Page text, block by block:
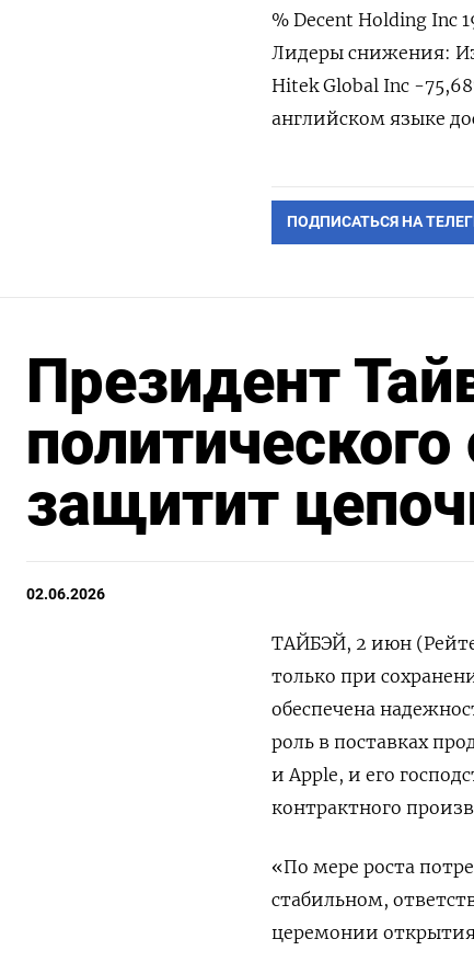
% Decent Holding Inc
Лидеры снижения:
Hitek Global Inc -
английском ​языке
ПОДПИСАТЬСЯ НА
Президент
защитит
02.06.2026
ТАЙБЭЙ, 2 июн
только при
обеспечена
роль в ‌поставках
и Apple, и его
контрактного
«По мере ​роста
стабильном,
‌церемонии открытия